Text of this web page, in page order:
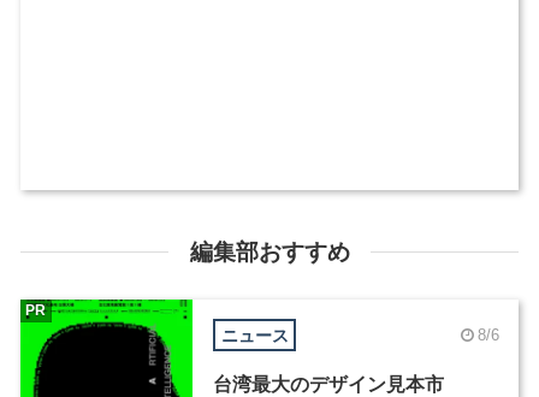
編集部おすすめ
ニュース 8/6
台湾最大のデザイン見本市
PR